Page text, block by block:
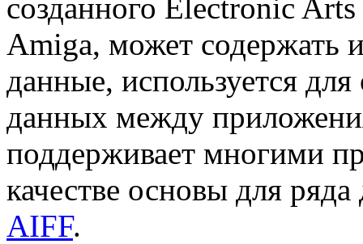
созданного Electronic
Amiga, может содержать
данные, используется
данных между
поддерживает многими
качестве основы для
AIFF.